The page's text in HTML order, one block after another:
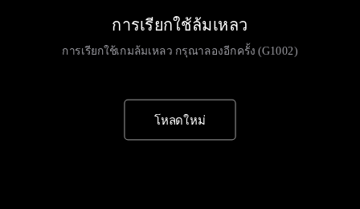
การเรียกใช้ล้มเหลว
การเรียกใช้เกมล้มเหลว กรุณาลองอีกครั้ง (G1002)
โหลดใหม่